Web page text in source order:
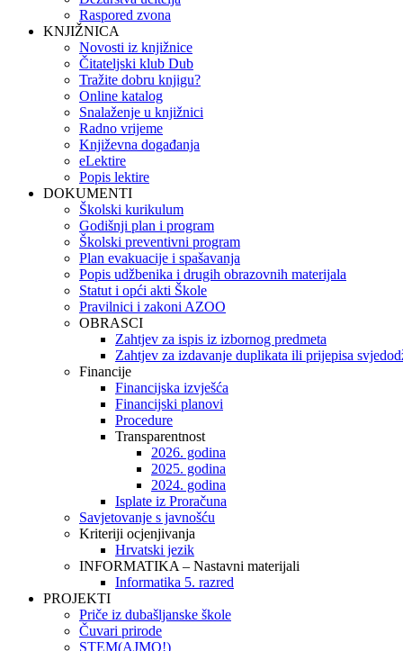
Raspored zvona
KNJIŽNICA
Novosti iz knjižnice
Čitateljski klub Dub
Tražite dobru knjigu?
Online katalog
Snalaženje u knjižnici
Radno vrijeme
Književna događanja
eLektire
Popis lektire
DOKUMENTI
Školski kurikulum
Godišnji plan i program
Školski preventivni program
Plan evakuacije i spašavanja
Popis udžbenika i drugih obrazovnih materijala
Statut i opći akti Škole
Pravilnici i zakoni AZOO
OBRASCI
Zahtjev za ispis iz izbornog predmeta
Zahtjev za izdavanje duplikata ili prijepisa
Financije
Financijska izvješća
Financijski planovi
Procedure
Transparentnost
2026. godina
2025. godina
2024. godina
Isplate iz Proračuna
Savjetovanje s javnošću
Kriteriji ocjenjivanja
Hrvatski jezik
INFORMATIKA – Nastavni materijali
Informatika 5. razred
PROJEKTI
Priče iz dubašljanske škole
Čuvari prirode
STEM(AJMO!)